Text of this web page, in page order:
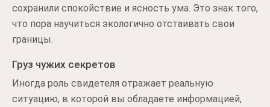
сохранили спокойствие и ясность ума. Это знак того,
что пора научиться экологично отстаивать свои
границы.
Груз чужих секретов
Иногда роль свидетеля отражает реальную
ситуацию, в которой вы обладаете информацией,